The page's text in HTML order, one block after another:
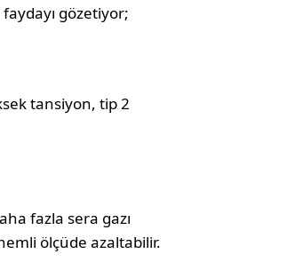
gözetiyor;
tansiyon, tip 2
fazla sera gazı
ölçüde azaltabilir.